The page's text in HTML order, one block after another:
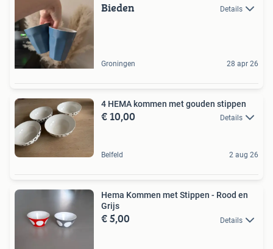
Bieden Details
Groningen 28 apr 26
4 HEMA kommen met gouden stippen
€ 10,00 Details
Belfeld 2 aug 26
Hema Kommen met Stippen - Rood en
Grijs
€ 5,00 Details